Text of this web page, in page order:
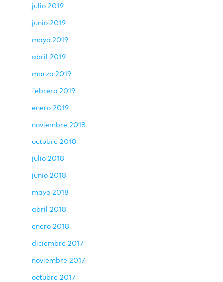
julio 2019
junio 2019
mayo 2019
abril 2019
marzo 2019
febrero 2019
enero 2019
noviembre 2018
octubre 2018
julio 2018
junio 2018
mayo 2018
abril 2018
enero 2018
diciembre 2017
noviembre 2017
octubre 2017